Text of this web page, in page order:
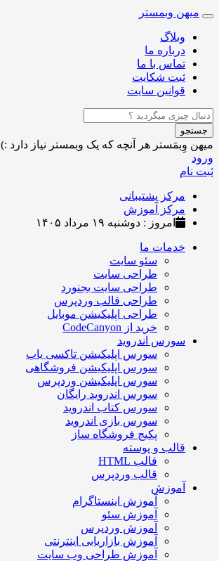
Toggle
navigation
میهن وبمستر
وبلاگ
درباره ما
تماس با ما
ثبت شکایت
قوانین سایت
جستجو
میهن وِبمَستر هر آنچه که یک وبمستر نیاز دارد :)
ورود
ثبت نام
مرکز پشتیبانی
مرکز آموزش
امروز : دوشنبه ۱۹ مرداد ۱۴۰۵
خدمات ما
سئو سایت
طراحی سایت
طراحی سایت بجنورد
طراحی قالب وردپرس
طراحی اپلیکیشن موبایل
خرید از CodeCanyon
سورس اندروید
سورس اپلیکیشن تاکسی یاب
سورس اپلیکیشن فروشگاهی
سورس اپلیکیشن وردپرس
سورس اندروید رایگان
سورس کتاب اندروید
سورس بازی اندروید
پکیج فروشگاه ساز
قالب و پوسته
قالب HTML
قالب وردپرس
آموزش
آموزش اینستاگرام
آموزش سئو
آموزش وردپرس
آموزش بازاریابی اینترنتی
آموزش طراحی وب سایت